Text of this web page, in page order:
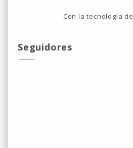
Con la tecnología de
Seguidores